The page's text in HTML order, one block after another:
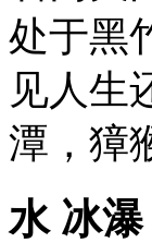
处于黑
见人生
潭，獐
水 冰瀑